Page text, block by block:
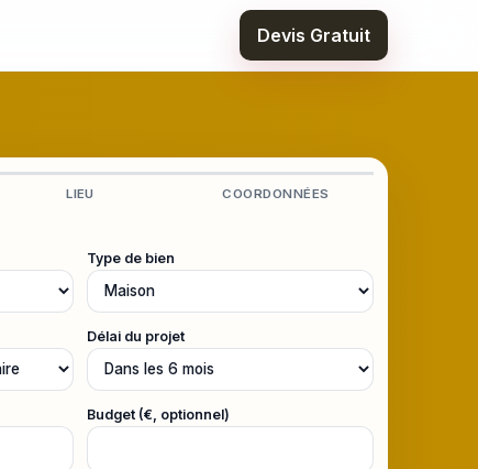
Devis Gratuit
LIEU COORDONNÉES
Type de bien
Délai du projet
Budget (€, optionnel)